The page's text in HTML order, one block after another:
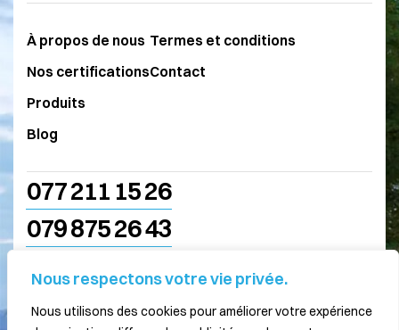
Nous respectons votre vie privée.
Nous utilisons des cookies pour améliorer votre expérience
À propos de nous
Nos certifications
Produits
Blog
Termes et conditions
Contact
077 211 15 26
079 875 26 43
info@swissro.ch